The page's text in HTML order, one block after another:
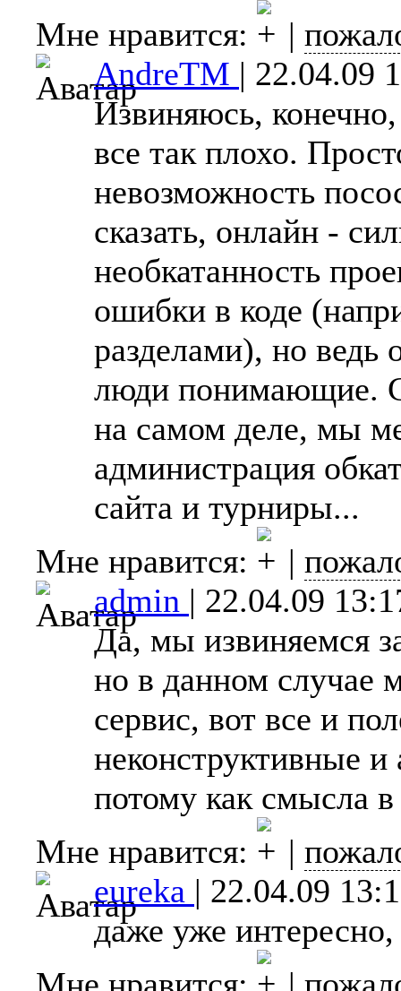
Мне нравится:
|
AndreTM | 22.04.09
Извиняюсь,
все так плохо.
невозможность
сказать, онлайн -
необкатанность
ошибки в коде
разделами), но ведь
люди понимающие.
на самом деле, мы
администрация
сайта и турниры...
Мне нравится:
|
admin | 22.04.09
Да, мы извиняемся
но в данном случае
сервис, вот все и
неконструктивные
потому как смысла
Мне нравится:
|
eureka | 22.04.09
даже уже